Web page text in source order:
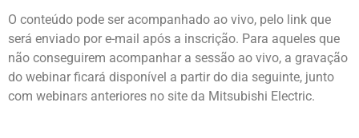
O conteúdo pode ser acompanhado ao vivo, pelo link que
será enviado por e-mail após a inscrição. Para aqueles que
não conseguirem acompanhar a sessão ao vivo, a gravação
do webinar ficará disponível a partir do dia seguinte, junto
com webinars anteriores no site da Mitsubishi Electric.